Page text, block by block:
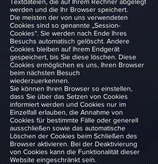
werden und die Ihr Browser speichert.
Die meisten der von uns verwendeten
Cookies sind so genannte „Session-
Cookies“. Sie werden nach Ende Ihres
Besuchs automatisch gelöscht. Andere
Cookies bleiben auf Ihrem Endgerät
gespeichert, bis Sie diese löschen. Diese
Cookies ermöglichen es uns, Ihren Browser
beim nächsten Besuch
wiederzuerkennen.
Sie können Ihren Browser so einstellen,
dass Sie über das Setzen von Cookies
informiert werden und Cookies nur im
Einzelfall erlauben, die Annahme von
Cookies für bestimmte Fälle oder generell
ausschließen sowie das automatische
Löschen der Cookies beim Schließen des
Browser aktivieren. Bei der Deaktivierung
von Cookies kann die Funktionalität dieser
Website eingeschränkt sein.